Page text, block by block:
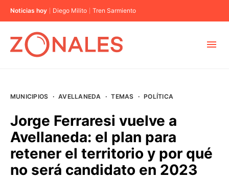
Noticias hoy Diego Milito Tren Sarmiento
BUENOS AIRES
PROVINCIAS
MUNICIPIOS · AVELLANEDA · TEMAS · POLÍTICA
Jorge Ferraresi vuelve a
Avellaneda: el plan para
retener el territorio y por qué
no será candidato en 2023